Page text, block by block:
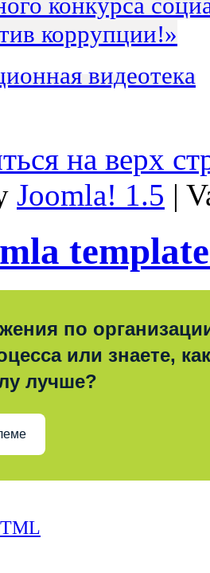
коррупции!»
видеотека
на верх
Joomla! 1.5 |
по
или знаете, как
лучше?